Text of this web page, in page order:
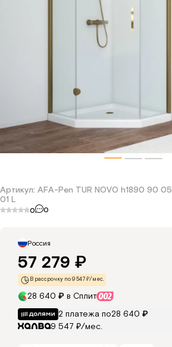
О компании
Доставка
Сантехника в кредит
Возврат
Контакты
Артикул: AFA-Pen TUR NOVO h1890 90 05
01 L
0 0
Россия
57 279 ₽
В рассрочку по 9 547 ₽/мес.
28 640 ₽ в Сплит
2 платежа по28 640 ₽
9 547 ₽/мес.